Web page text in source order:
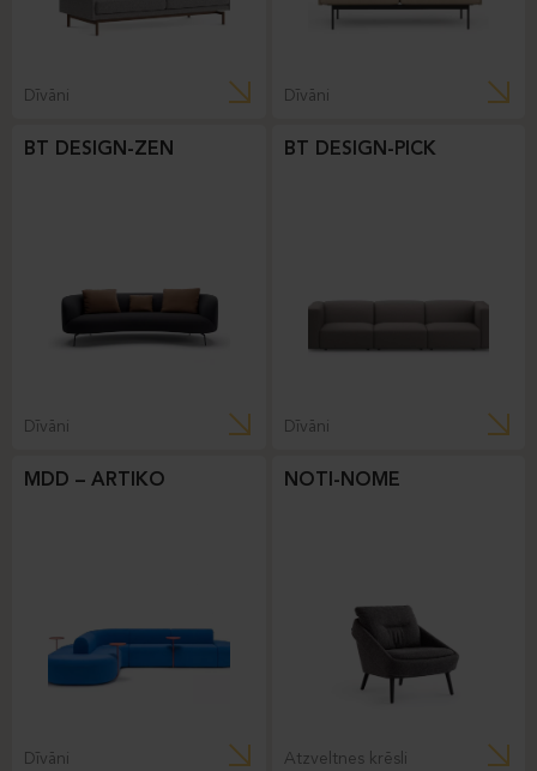
Dīvāni Dīvāni
BT DESIGN-ZEN
Dīvāni
BT DESIGN-PICK
Dīvāni
MDD – ARTIKO
Dīvāni
NOTI-NOME
Atzveltnes krēsli